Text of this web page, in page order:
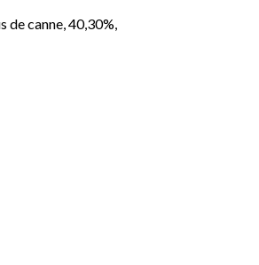
de canne, 40,30%,
50cl aantal